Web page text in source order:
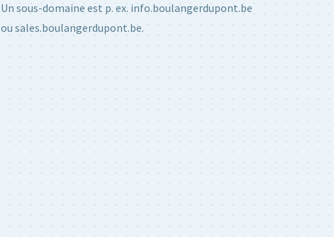
Un sous-domaine est p. ex. info.boulangerdupont.be
ou sales.boulangerdupont.be.